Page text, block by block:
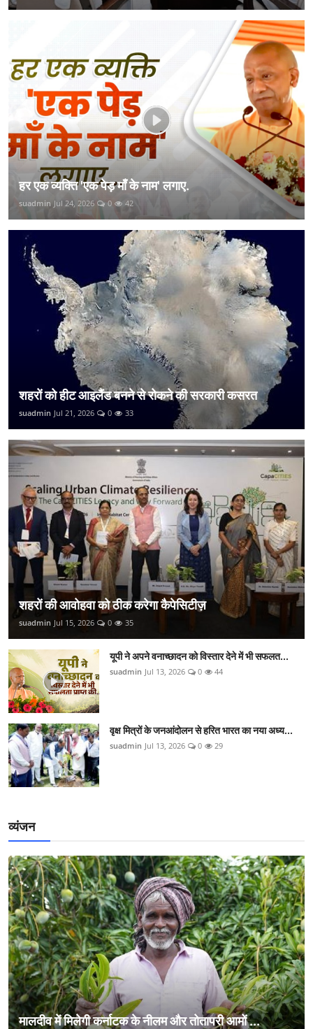
हर एक व्यक्ति 'एक पेड़ माँ के नाम' लगाए.
suadmin Jul 24, 2026 0 42
शहरों को हीट आइलैंड बनने से रोकने की सरकारी कसरत
suadmin Jul 21, 2026 0 33
शहरों की आवोहवा को ठीक करेगा कैपेसिटीज़
suadmin Jul 15, 2026 0 35
यूपी ने अपने वनाच्छादन को विस्तार देने में भी सफलत...
suadmin Jul 13, 2026 0 44
वृक्ष मित्रों के जनआंदोलन से हरित भारत का नया अध्य...
suadmin Jul 13, 2026 0 29
व्यंजन
मालदीव में मिलेगी कर्नाटक के नीलम और तोतापरी आमों ...